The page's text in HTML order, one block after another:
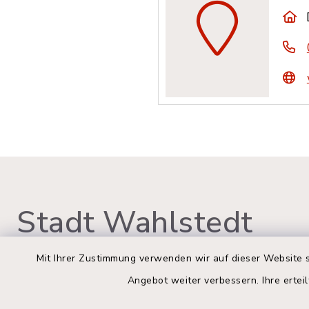
Mit Ihrer Zustimmung verwenden wir auf dieser
Angebot weiter verbessern. Ihre
Stadt Wahlstedt
Rathaus Wahlstedt